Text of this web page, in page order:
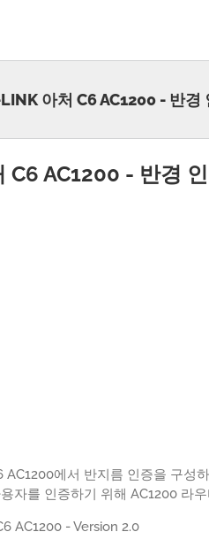
아처 C6 AC1200 - 반경
C6 AC1200 - 반경
AC1200에서 반지름 인증을 구성
자를 인증하기 위해 AC1200 라
AC1200 - Version 2.0